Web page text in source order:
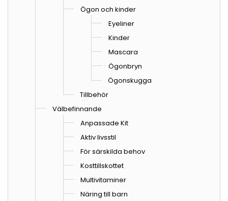
Ögon och kinder
Eyeliner
Kinder
Mascara
Ögonbryn
Ögonskugga
Tillbehör
Välbefinnande
Anpassade Kit
Aktiv livsstil
För särskilda behov
Kosttillskottet
Multivitaminer
Näring till barn